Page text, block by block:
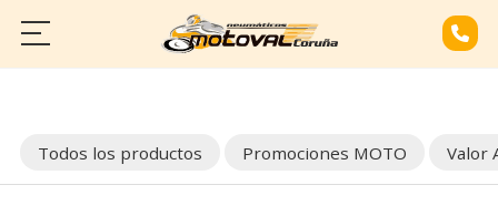
SERVICIOS
Todos los productos Promociones MOTO Valor